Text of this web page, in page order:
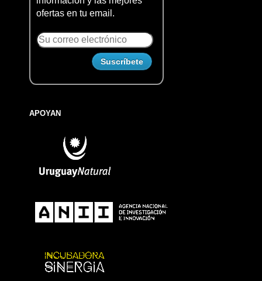
ofertas en tu email.
APOYAN